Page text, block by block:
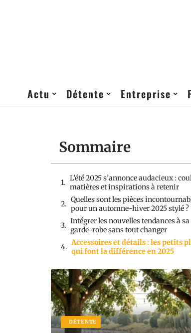
Actu Détente Entreprise
Sommaire
L’été 2025 s’annonce audacieux :
matières et inspirations à retenir
Quelles sont les pièces
pour un automne-hiver 2025 stylé ?
Intégrer les nouvelles tendances à sa
garde-robe sans tout changer
Accessoires et détails : les petits
qui font la différence en 2025
DÉTENTE